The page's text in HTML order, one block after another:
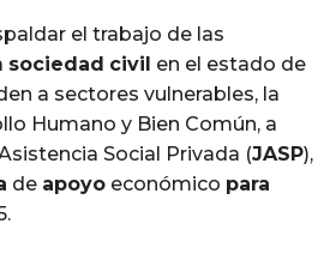
el trabajo de las
sociedad civil en el estado de
a sectores vulnerables, la
Humano y Bien Común, a
Social Privada (JASP),
de apoyo económico para